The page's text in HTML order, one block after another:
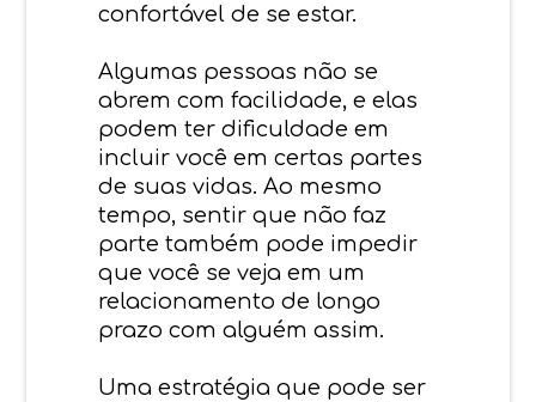
confortável de se estar.
Algumas pessoas não se
abrem com facilidade, e elas
podem ter dificuldade em
incluir você em certas partes
de suas vidas. Ao mesmo
tempo, sentir que não faz
parte também pode impedir
que você se veja em um
relacionamento de longo
prazo com alguém assim.
Uma estratégia que pode ser